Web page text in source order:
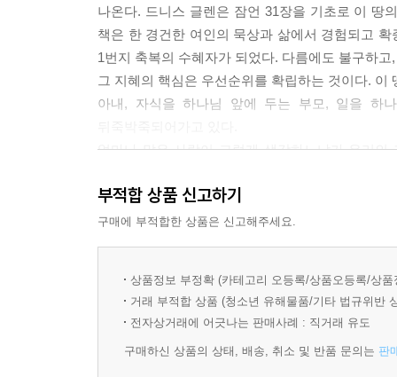
DAY 5. 아내의 역할 _ 159
WEEK 5.남편과의 관계 II: 남편 섬기기
DAY 1. 아내의 임무 _ 175
DAY 2. 아내의 섬김 _ 185
WEEK 6.자녀와의 관계 I: 경건한 자손 낳기
DAY 3. 어머니의 비전 _ 237
DAY 4. 어머니의 정체성 _ 249
DAY 5. 어머니의 사역 _ 259
나온다. 드니스 글렌은 잠언 31장을 기초로 이 땅
책은 한 경건한 여인의 묵상과 삶에서 경험되고
1번지 축복의 수혜자가 되었다. 다름에도 불구하
그 지혜의 핵심은 우선순위를 확립하는 것이다.
아내, 자식을 하나님 앞에 두는 부모, 일을 하
얼마나 많은 사람이 그렇게 생각하느냐가 우리
실천적인 지위를 갖는다. 이 시대 엄마들에게 가
내게 큰 욕심이 있다면, 이 땅의 다음 세대들이 건
-양승헌 목사(세대로교회 담임/ 파이디온선교회
부적합 상품 신고하기
구매에 부적합한 상품은 신고해주세요.
상품정보 부정확 (카테고리 오등록/상품오등록/상
거래 부적합 상품 (청소년 유해물품/기타 법규위반
전자상거래에 어긋나는 판매사례 : 직거래 유도
구매하신 상품의 상태, 배송, 취소 및 반품 문의는 판